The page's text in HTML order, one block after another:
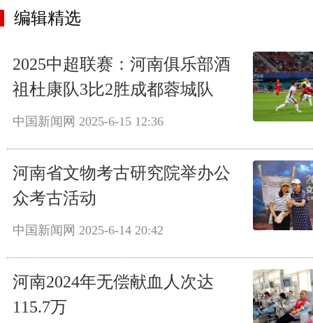
编辑精选
2025中超联赛：河南俱乐部酒
祖杜康队3比2胜成都蓉城队
中国新闻网 2025-6-15 12:36
河南省文物考古研究院举办公
众考古活动
中国新闻网 2025-6-14 20:42
河南2024年无偿献血人次达
115.7万